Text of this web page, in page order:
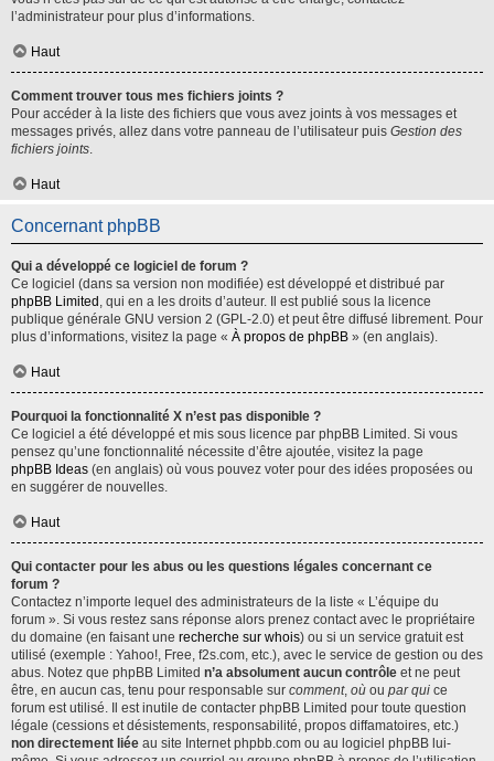
l’administrateur pour plus d’informations.
Haut
Comment trouver tous mes fichiers joints ?
Pour accéder à la liste des fichiers que vous avez joints à vos messages et
messages privés, allez dans votre panneau de l’utilisateur puis Gestion des
fichiers joints.
Haut
Concernant phpBB
Qui a développé ce logiciel de forum ?
Ce logiciel (dans sa version non modifiée) est développé et distribué par
phpBB Limited , qui en a les droits d’auteur. Il est publié sous la licence
publique générale GNU version 2 (GPL-2.0) et peut être diffusé librement. Pour
plus d’informations, visitez la page « À propos de phpBB » (en anglais).
Haut
Pourquoi la fonctionnalité X n’est pas disponible ?
Ce logiciel a été développé et mis sous licence par phpBB Limited. Si vous
pensez qu’une fonctionnalité nécessite d’être ajoutée, visitez la page
phpBB Ideas (en anglais) où vous pouvez voter pour des idées proposées ou
en suggérer de nouvelles.
Haut
Qui contacter pour les abus ou les questions légales concernant ce
forum ?
Contactez n’importe lequel des administrateurs de la liste « L’équipe du
forum ». Si vous restez sans réponse alors prenez contact avec le propriétaire
du domaine (en faisant une recherche sur whois) ou si un service gratuit est
utilisé (exemple : Yahoo!, Free, f2s.com, etc.), avec le service de gestion ou des
abus. Notez que phpBB Limited n’a absolument aucun contrôle et ne peut
être, en aucun cas, tenu pour responsable sur comment, où ou par qui ce
forum est utilisé. Il est inutile de contacter phpBB Limited pour toute question
légale (cessions et désistements, responsabilité, propos diffamatoires, etc.)
non directement liée au site Internet phpbb.com ou au logiciel phpBB lui-